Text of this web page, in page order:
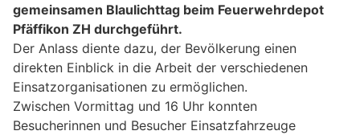
gemeinsamen Blaulichttag beim Feuerwehrdepot
Pfäffikon ZH durchgeführt.
Der Anlass diente dazu, der Bevölkerung einen
direkten Einblick in die Arbeit der verschiedenen
Einsatzorganisationen zu ermöglichen.
Zwischen Vormittag und 16 Uhr konnten
Besucherinnen und Besucher Einsatzfahrzeuge